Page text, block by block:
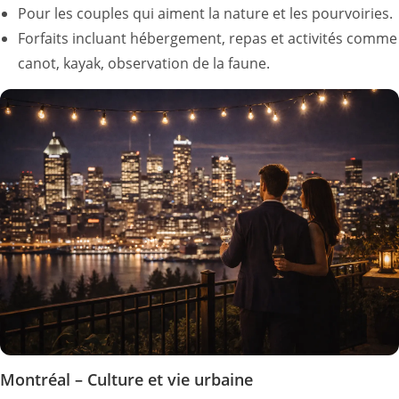
Pour les couples qui aiment la nature et les pourvoiries.
Forfaits incluant hébergement, repas et activités comme
canot, kayak, observation de la faune.
Montréal – Culture et vie urbaine